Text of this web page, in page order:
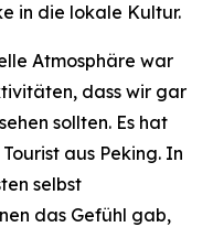
in die lokale Kultur.
Atmosphäre war
dass wir gar
sollten. Es hat
aus Peking. In
selbst
das Gefühl gab,